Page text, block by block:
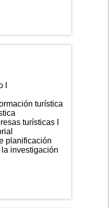
turística
turísticas I
planificación
investigación